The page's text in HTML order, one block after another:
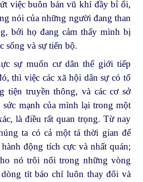
việc buôn bán vũ khí đầy bỉ ổi,
nói của những người đang than
bởi họ đang cảm thấy mình bị
sống và sự tiến bộ.
sự muốn cư dân thế giới tiếp
thì việc các xã hội dân sự có tổ
tiện truyền thông, và các cơ sở
sức mạnh của mình lại trong một
là điều rất quan trọng. Từ nay
ta có cả một tá thời gian để
động tích cực và nhất quán;
nó trôi nổi trong những vòng
tít báo chí luôn thay đổi và